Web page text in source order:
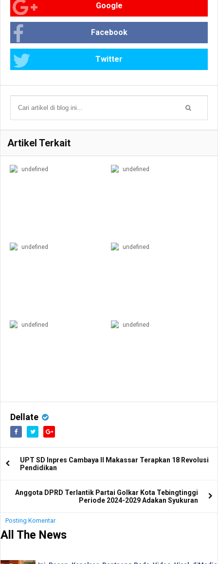
Google
Facebook
Twitter
Artikel Terkait
undefined undefined
undefined undefined
undefined undefined
Dellate
UPT SD Inpres Cambaya II Makassar Terapkan 18 Revolusi
Pendidikan
Anggota DPRD Terlantik Partai Golkar Kota Tebingtinggi
Periode 2024-2029 Adakan Syukuran
Posting Komentar
All The News